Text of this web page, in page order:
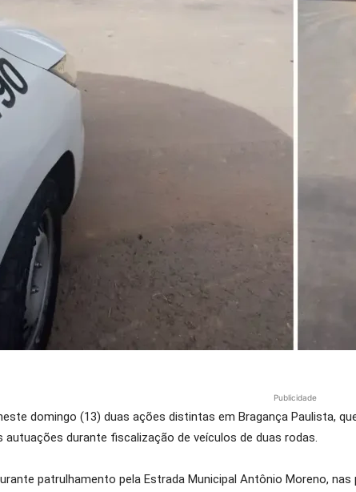
Publicidade
domingo (13) duas ações distintas em Bragança Paulista,
autuações durante fiscalização de veículos de duas rodas.
patrulhamento pela Estrada Municipal Antônio Moreno,